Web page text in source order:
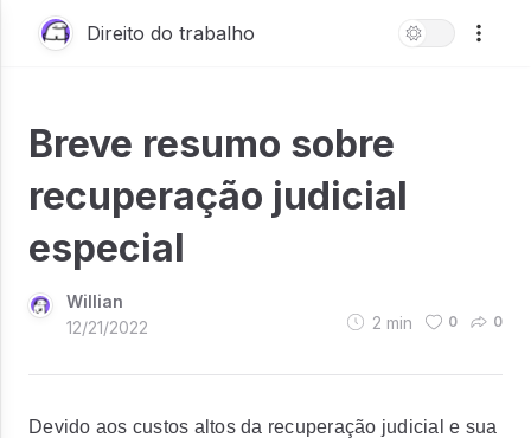
Direito do trabalho
Breve resumo sobre
recuperação judicial
especial
Willian
12/21/2022
2 min 0 0
Devido aos custos altos da recuperação judicial e sua